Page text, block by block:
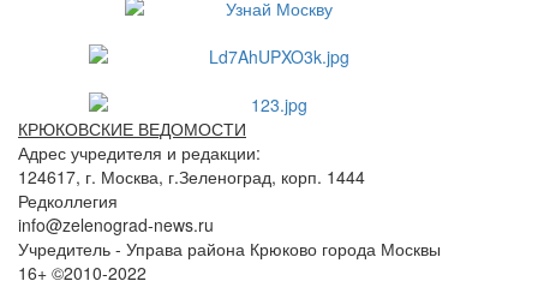
КРЮКОВСКИЕ ВЕДОМОСТИ
Адрес учредителя и редакции:
124617, г. Москва, г.Зеленоград, корп. 1444
Редколлегия
info@zelenograd-news.ru
Учредитель - Управа района Крюково города Москвы
16+ ©2010-2022